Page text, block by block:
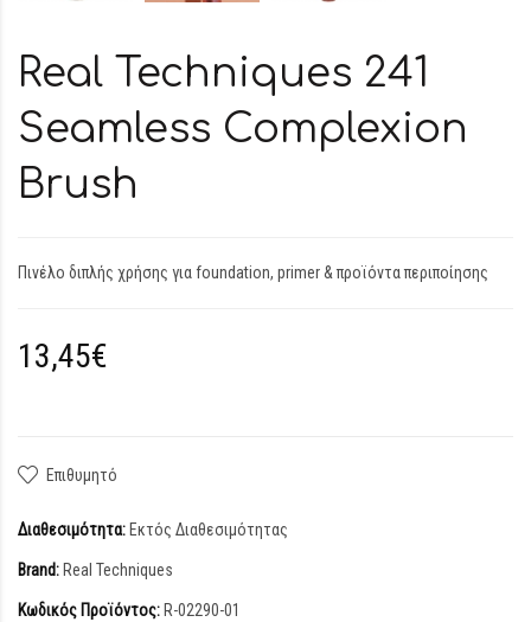
Real Techniques 241
Seamless Complexion
Brush
Πινέλο διπλής χρήσης για foundation, primer & προϊόντα περιποίησης
13,45€
Επιθυμητό
Διαθεσιμότητα: Εκτός Διαθεσιμότητας
Brand: Real Techniques
Κωδικός Προϊόντος: R-02290-01